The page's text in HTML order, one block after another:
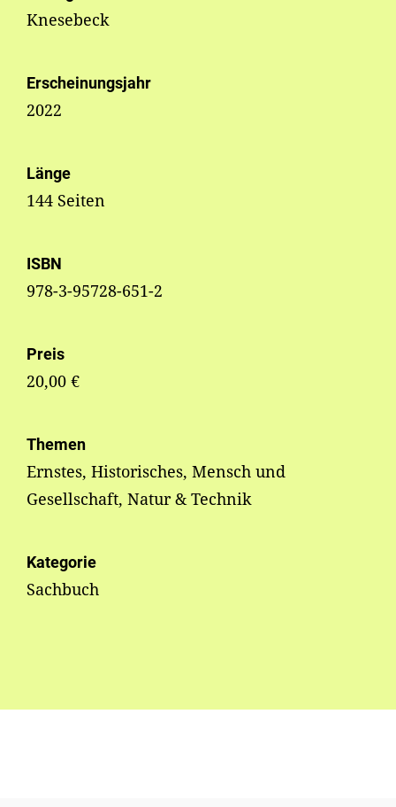
Knesebeck
Erscheinungsjahr
2022
Länge
144 Seiten
ISBN
978-3-95728-651-2
Preis
20,00 €
Themen
Ernstes, Historisches, Mensch und
Gesellschaft, Natur & Technik
Kategorie
Sachbuch